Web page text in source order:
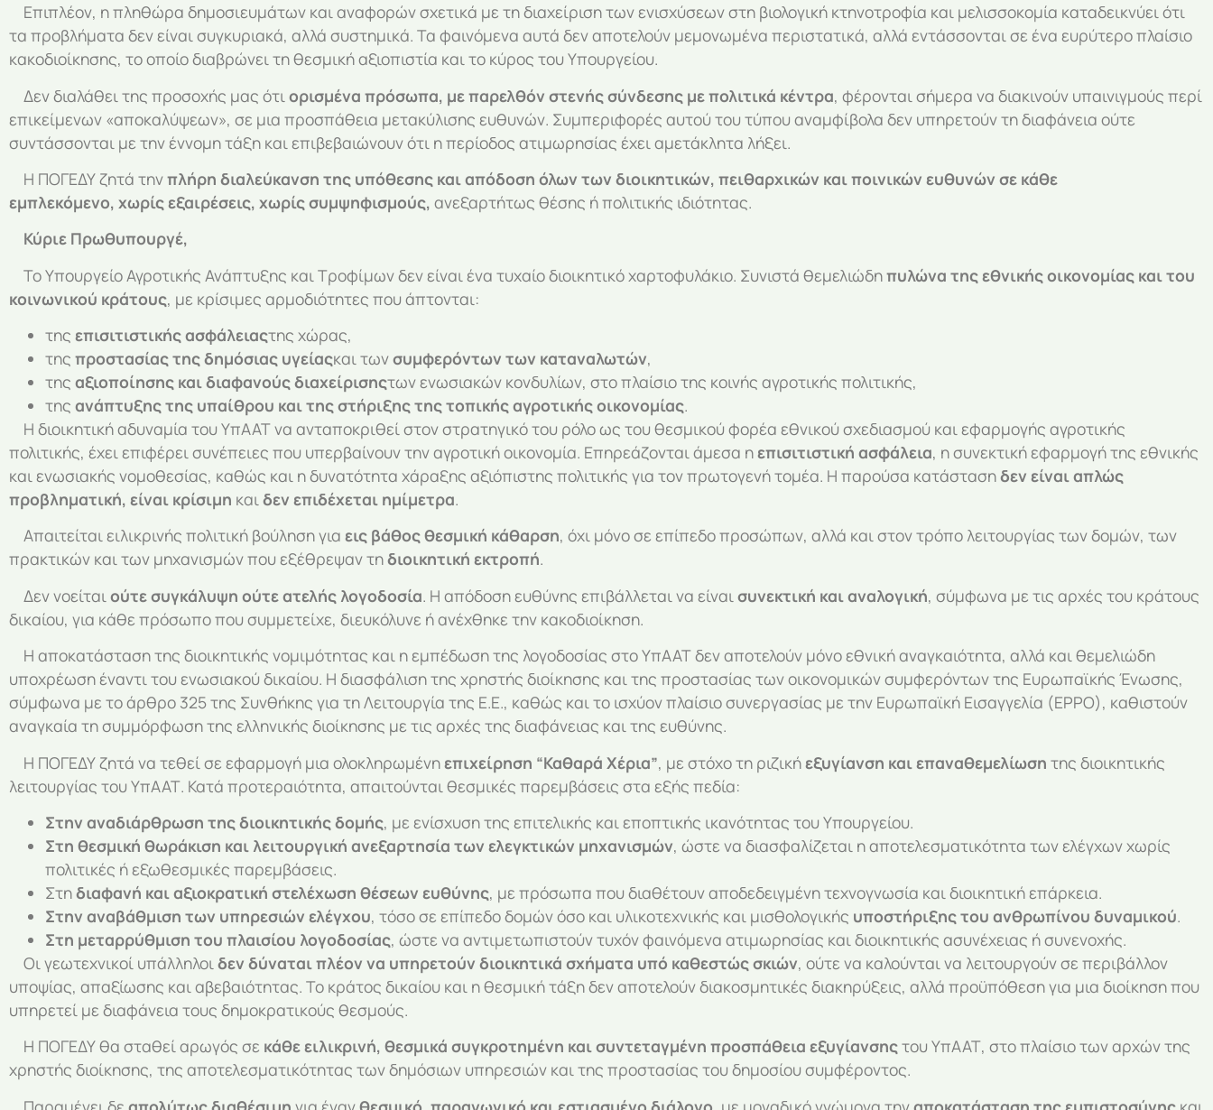
Επιπλέον, η πληθώρα δημοσιευμάτων και αναφορών σχετικά με τη διαχείριση των ενισχύσεων στη βιολογική κτηνοτροφία και μελισσοκομία καταδεικνύει ότι
τα προβλήματα δεν είναι συγκυριακά, αλλά συστημικά. Τα φαινόμενα αυτά δεν αποτελούν μεμονωμένα περιστατικά, αλλά εντάσσονται σε ένα ευρύτερο πλαίσιο
κακοδιοίκησης, το οποίο διαβρώνει τη θεσμική αξιοπιστία και το κύρος του Υπουργείου.
Δεν διαλάθει της προσοχής μας ότι ορισμένα πρόσωπα, με παρελθόν στενής σύνδεσης με πολιτικά κέντρα, φέρονται σήμερα να διακινούν υπαινιγμούς περί
επικείμενων «αποκαλύψεων», σε μια προσπάθεια μετακύλισης ευθυνών. Συμπεριφορές αυτού του τύπου αναμφίβολα δεν υπηρετούν τη διαφάνεια ούτε
συντάσσονται με την έννομη τάξη και επιβεβαιώνουν ότι η περίοδος ατιμωρησίας έχει αμετάκλητα λήξει.
Η ΠΟΓΕΔΥ ζητά τηνπλήρη διαλεύκανση της υπόθεσης και απόδοση όλων των διοικητικών, πειθαρχικών και ποινικών ευθυνών σε κάθε
εμπλεκόμενο, χωρίς εξαιρέσεις, χωρίς συμψηφισμούς, ανεξαρτήτως θέσης ή πολιτικής ιδιότητας.
Κύριε Πρωθυπουργέ,
Το Υπουργείο Αγροτικής Ανάπτυξης και Τροφίμων δεν είναι ένα τυχαίο διοικητικό χαρτοφυλάκιο. Συνιστά θεμελιώδηπυλώνα της εθνικής οικονομίας και του
κοινωνικού κράτους, με κρίσιμες αρμοδιότητες που άπτονται:
της επισιτιστικής ασφάλειαςτης χώρας,
της προστασίας της δημόσιας υγείαςκαι τωνσυμφερόντων των καταναλωτών,
της αξιοποίησης και διαφανούς διαχείρισηςτων ενωσιακών κονδυλίων, στο πλαίσιο της κοινής αγροτικής πολιτικής,
της ανάπτυξης της υπαίθρου και της στήριξης της τοπικής αγροτικής οικονομίας.
Η διοικητική αδυναμία του ΥπΑΑΤ να ανταποκριθεί στον στρατηγικό του ρόλο ως του θεσμικού φορέα εθνικού σχεδιασμού και εφαρμογής αγροτικής
πολιτικής, έχει επιφέρει συνέπειες που υπερβαίνουν την αγροτική οικονομία. Επηρεάζονται άμεσα ηεπισιτιστική ασφάλεια, η συνεκτική εφαρμογή της εθνικής
και ενωσιακής νομοθεσίας, καθώς και η δυνατότητα χάραξης αξιόπιστης πολιτικής για τον πρωτογενή τομέα. Η παρούσα κατάστασηδεν είναι απλώς
προβληματική, είναι κρίσιμη καιδεν επιδέχεται ημίμετρα.
Απαιτείται ειλικρινής πολιτική βούληση για εις βάθος θεσμική κάθαρση, όχι μόνο σε επίπεδο προσώπων, αλλά και στον τρόπο λειτουργίας των δομών, των
πρακτικών και των μηχανισμών που εξέθρεψαν τηδιοικητική εκτροπή.
Δεν νοείταιούτε συγκάλυψη ούτε ατελής λογοδοσία. Η απόδοση ευθύνης επιβάλλεται να είναισυνεκτική και αναλογική, σύμφωνα με τις αρχές του κράτους
δικαίου, για κάθε πρόσωπο που συμμετείχε, διευκόλυνε ή ανέχθηκε την κακοδιοίκηση.
Η αποκατάσταση της διοικητικής νομιμότητας και η εμπέδωση της λογοδοσίας στο ΥπΑΑΤ δεν αποτελούν μόνο εθνική αναγκαιότητα, αλλά και θεμελιώδη
υποχρέωση έναντι του ενωσιακού δικαίου. Η διασφάλιση της χρηστής διοίκησης και της προστασίας των οικονομικών συμφερόντων της Ευρωπαϊκής Ένωσης,
σύμφωνα με το άρθρο 325 της Συνθήκης για τη Λειτουργία της Ε.Ε., καθώς και το ισχύον πλαίσιο συνεργασίας με την Ευρωπαϊκή Εισαγγελία (EPPO), καθιστούν
αναγκαία τη συμμόρφωση της ελληνικής διοίκησης με τις αρχές της διαφάνειας και της ευθύνης.
Η ΠΟΓΕΔΥ ζητά να τεθεί σε εφαρμογή μια ολοκληρωμένηεπιχείρηση “Καθαρά Χέρια”, με στόχο τη ριζικήεξυγίανση και επαναθεμελίωση της διοικητικής
λειτουργίας του ΥπΑΑΤ. Κατά προτεραιότητα, απαιτούνται θεσμικές παρεμβάσεις στα εξής πεδία:
Στην αναδιάρθρωση της διοικητικής δομής, με ενίσχυση της επιτελικής και εποπτικής ικανότητας του Υπουργείου.
Στη θεσμική θωράκιση και λειτουργική ανεξαρτησία των ελεγκτικών μηχανισμών, ώστε να διασφαλίζεται η αποτελεσματικότητα των ελέγχων χωρίς
πολιτικές ή εξωθεσμικές παρεμβάσεις.
Στηδιαφανή και αξιοκρατική στελέχωση θέσεων ευθύνης, με πρόσωπα που διαθέτουν αποδεδειγμένη τεχνογνωσία και διοικητική επάρκεια.
Στην αναβάθμιση των υπηρεσιών ελέγχου, τόσο σε επίπεδο δομών όσο και υλικοτεχνικής και μισθολογικής υποστήριξης του ανθρωπίνου δυναμικού.
Στη μεταρρύθμιση του πλαισίου λογοδοσίας, ώστε να αντιμετωπιστούν τυχόν φαινόμενα ατιμωρησίας και διοικητικής ασυνέχειας ή συνενοχής.
Οι γεωτεχνικοί υπάλληλοιδεν δύναται πλέον να υπηρετούν διοικητικά σχήματα υπό καθεστώς σκιών, ούτε να καλούνται να λειτουργούν σε περιβάλλον
υποψίας, απαξίωσης και αβεβαιότητας. Το κράτος δικαίου και η θεσμική τάξη δεν αποτελούν διακοσμητικές διακηρύξεις, αλλά προϋπόθεση για μια διοίκηση που
υπηρετεί με διαφάνεια τους δημοκρατικούς θεσμούς.
Η ΠΟΓΕΔΥ θα σταθεί αρωγός σε κάθε ειλικρινή, θεσμικά συγκροτημένη και συντεταγμένη προσπάθεια εξυγίανσηςτου ΥπΑΑΤ, στο πλαίσιο των αρχών της
χρηστής διοίκησης, της αποτελεσματικότητας των δημόσιων υπηρεσιών και της προστασίας του δημοσίου συμφέροντος.